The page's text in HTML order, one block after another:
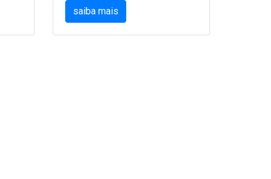
saiba mais